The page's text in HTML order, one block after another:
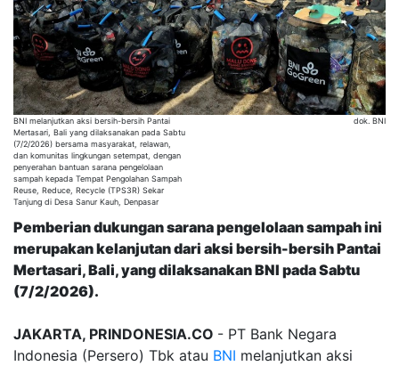
BNI melanjutkan aksi bersih-bersih Pantai
Mertasari, Bali yang dilaksanakan pada Sabtu
(7/2/2026) bersama masyarakat, relawan,
dan komunitas lingkungan setempat, dengan
penyerahan bantuan sarana pengelolaan
sampah kepada Tempat Pengolahan Sampah
Reuse, Reduce, Recycle (TPS3R) Sekar
Tanjung di Desa Sanur Kauh, Denpasar
dok. BNI
Pemberian dukungan sarana pengelolaan sampah ini
merupakan kelanjutan dari aksi bersih-bersih Pantai
Mertasari, Bali, yang dilaksanakan BNI pada Sabtu
(7/2/2026).
JAKARTA, PRINDONESIA.CO - PT Bank Negara
Indonesia (Persero) Tbk atau BNI melanjutkan aksi